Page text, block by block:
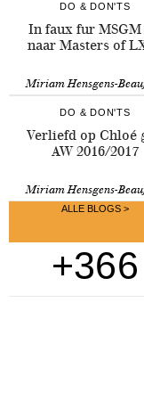
DO & DON'TS
In faux fur MSGM
naar Masters of
Miriam Hensgens-
DO & DON'TS
Verliefd op Chloé
AW 2016/2017
Miriam Hensgens-
+366
ALLE BLOGS >